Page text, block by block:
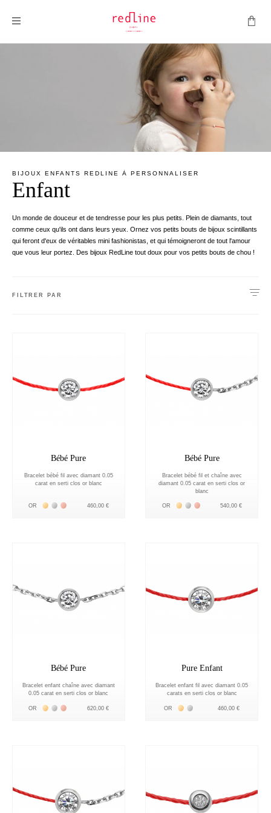
BIJOUX ENFANTS REDLINE À PERSONNALISER
Enfant
Un monde de douceur et de tendresse pour les plus petits. Plein de diamants, tout
comme ceux qu'ils ont dans leurs yeux. Ornez vos petits bouts de bijoux scintillants
qui feront d'eux de véritables mini fashionistas, et qui témoigneront de tout l'amour
que vous leur portez. Des bijoux RedLine tout doux pour vos petits bouts de chou !
FILTRER PAR
Bébé Pure
Bracelet bébé fil avec diamant 0.05
carat en serti clos or blanc
OR Жёлтое золото 18К
Белое золото 18К
Розовое золото 18К
460,00 €
Bébé Pure
Bracelet bébé fil et chaîne avec
diamant 0.05 carat en serti clos or
blanc
OR Жёлтое золото 18К
Белое золото 18К
Розовое золото 18К
540,00 €
Bébé Pure
Bracelet enfant chaîne avec diamant
0.05 carat en serti clos or blanc
OR Жёлтое золото 18К
Белое золото 18К
Розовое золото 18К
620,00 €
Pure Enfant
Bracelet enfant fil avec diamant 0.05
carats en serti clos or blanc
OR Жёлтое золото 18К
Белое золото 18К
460,00 €